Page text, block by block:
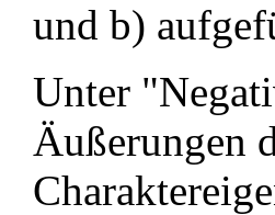
und b)
Unter
Äußerungen